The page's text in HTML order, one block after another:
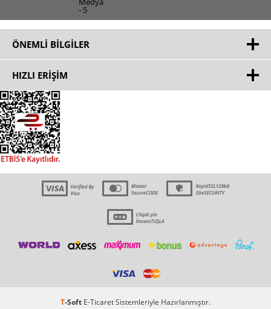
ÖNEMLI BILGILER
HIZLI ERIŞIM
T-Soft E-TicaretSistemleriyle Hazırlanmıştır.